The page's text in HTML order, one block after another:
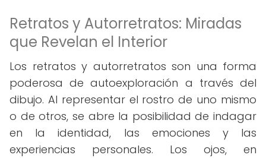
Retratos y Autorretratos: Miradas
que Revelan el Interior
Los retratos y autorretratos son una forma
poderosa de autoexploración a través del
dibujo. Al representar el rostro de uno mismo
o de otros, se abre la posibilidad de indagar
en la identidad, las emociones y las
experiencias personales. Los ojos, en